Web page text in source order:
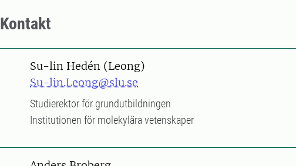
Kontakt
Su-lin Hedén (Leong)
Su-lin.Leong@slu.se
Studierektor för grundutbildningen
Institutionen för molekylära vetenskaper